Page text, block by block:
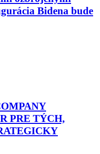
Bidena bude
PRE TÝCH,